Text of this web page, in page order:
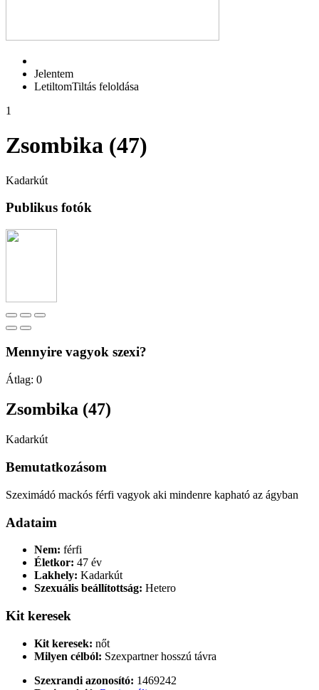
Jelentem
LetiltomTiltás feloldása
1
Zsombika (47)
Kadarkút
Publikus fotók
Mennyire vagyok szexi?
Átlag: 0
Zsombika (47)
Kadarkút
Bemutatkozásom
Szeximádó mackós férfi vagyok aki mindenre kapható az ágyban
Adataim
Nem: férfi
Életkor: 47 év
Lakhely: Kadarkút
Szexuális beállítottság: Hetero
Kit keresek
Kit keresek: nőt
Milyen célból: Szexpartner hosszú távra
Szexrandi azonosító: 1469242